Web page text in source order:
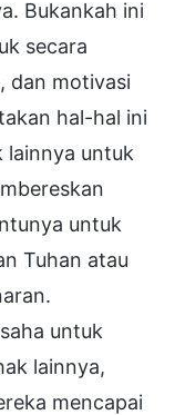
Bukankah ini
secara
dan motivasi
hal-hal ini
lainnya untuk
untuk
Tuhan atau
untuk
lainnya,
mencapai